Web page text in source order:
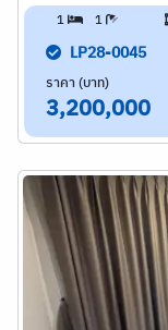
1 1
LP28-0045
ราคา (บาท)
3,200,000